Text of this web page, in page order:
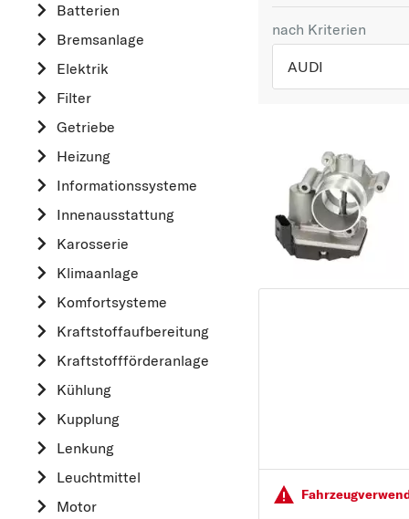
Batterien
Bremsanlage
Elektrik
Filter
Getriebe
Heizung
Informationssysteme
Innenausstattung
Karosserie
Klimaanlage
Komfortsysteme
Kraftstoff­aufbereitung
Kraftstoff­förderanlage
Kühlung
Kupplung
Lenkung
Leuchtmittel
Motor
nach Kriterien
AUDI
OPEL
MERCEDES-
FORD
AUDI
CITROËN
D